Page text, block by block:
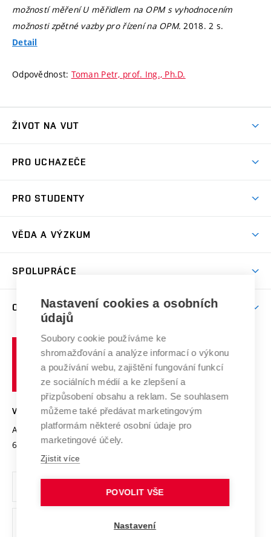
možností měření U měřidlem na OPM s vyhodnocením
možnosti zpětné vazby pro řízení na OPM.2018. 2 s.
Detail
Odpovědnost: Toman Petr, prof. Ing., Ph.D.
ŽIVOT NA VUT
Koleje
Sport na VUT
PRO UCHAZEČE
Dny otevřených dveří
Celoživotní vzdělávání
E-přihláška
PRO STUDENTY
Harmonogram akademického roku
Závěrečné práce
Doktorské studium
Zpracování osobních údajů studentů
Sociální bezpečí
Studium bez bariér
Podpora podnikání
VĚDA A VÝZKUM
Mezinárodní vědecká rada
Systém zajišťování kvality výzkumu
Výzkumné infrastruktury
Transfer znalostí
Open Science
Projekty
Projekty ze strukturálních fondů
Specifický výzkum
SPOLUPRÁCE
Firemní spolupráce
Zahraniční spolupráce
Spolupráce se školami
Mezinárodní dohody
Univerzitní sítě
O UNIVERZITĚ
Profil univerzity
Udržitelná univerzita
Podnikavá univerzita / ContriBUTe
Bezpečná univerzita
Vyznamenání
Organizační struktura
Ochrana osobních údajů
odkaz)
učení
technické
Brně
VYSOKÉ UČENÍ TECHNICKÉ V BRNĚ
Antonínská 548/1
602 00 Brno
www.vut.cz
vut@vutbr.cz
Nastavení cookies a osobních
údajů
Soubory cookie používáme ke
shromažďování a analýze informací o výkonu
a používání webu, zajištění fungování funkcí
ze sociálních médií a ke zlepšení a
přizpůsobení obsahu a reklam. Se souhlasem
můžeme také předávat marketingovým
platformám některé osobní údaje pro
marketingové účely.
Zjistit více
POVOLIT VŠE
Nastavení